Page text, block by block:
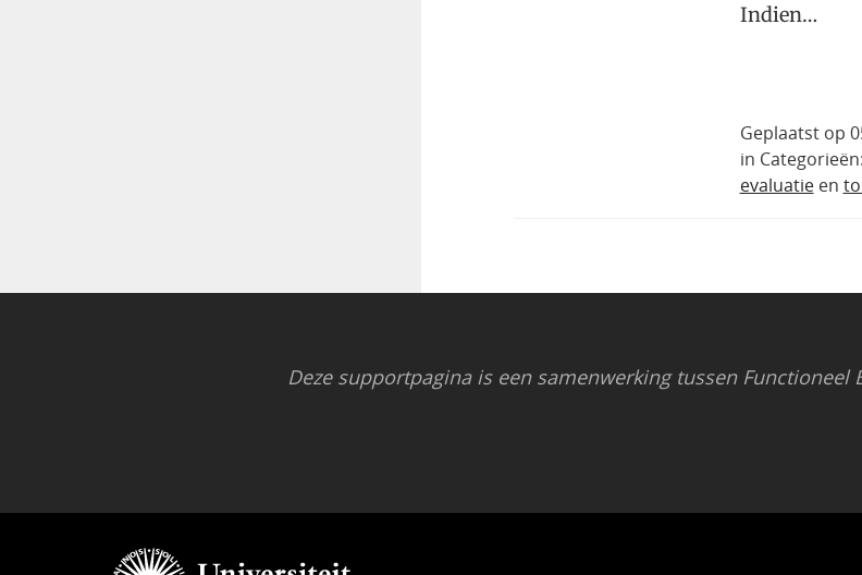
Indien…
Geplaatst op
in Categorieën:
evaluatieen
Deze supportpagina is een samenwerking tussen Functioneel